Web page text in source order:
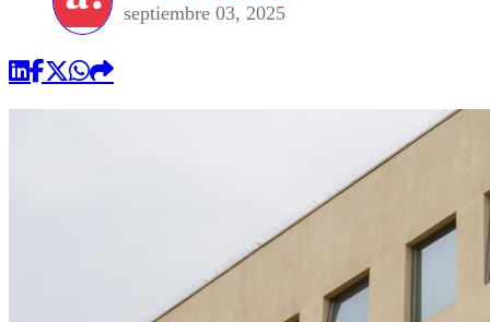
septiembre 03, 2025